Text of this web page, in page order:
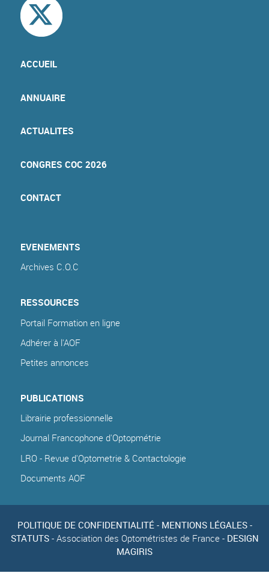
ACCUEIL
ANNUAIRE
ACTUALITES
CONGRES COC 2026
CONTACT
EVENEMENTS
Archives C.O.C
RESSOURCES
Portail Formation en ligne
Adhérer à l'AOF
Petites annonces
PUBLICATIONS
Librairie professionnelle
Journal Francophone d'Optopmétrie
LRO - Revue d'Optometrie & Contactologie
Documents AOF
POLITIQUE DE CONFIDENTIALITÉ- MENTIONS LÉGALES-
STATUTS- Association des Optométristes de France - DESIGN
MAGIRIS